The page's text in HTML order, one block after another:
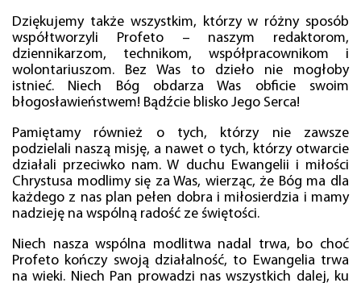
Dziękujemy także wszystkim, którzy w różny sposób
współtworzyli Profeto – naszym redaktorom,
dziennikarzom, technikom, współpracownikom i
wolontariuszom. Bez Was to dzieło nie mogłoby
istnieć. Niech Bóg obdarza Was obficie swoim
błogosławieństwem! Bądźcie blisko Jego Serca!
Pamiętamy również o tych, którzy nie zawsze
podzielali naszą misję, a nawet o tych, którzy otwarcie
działali przeciwko nam. W duchu Ewangelii i miłości
Chrystusa modlimy się za Was, wierząc, że Bóg ma dla
każdego z nas plan pełen dobra i miłosierdzia i mamy
nadzieję na wspólną radość ze świętości.
Niech nasza wspólna modlitwa nadal trwa, bo choć
Profeto kończy swoją działalność, to Ewangelia trwa
na wieki. Niech Pan prowadzi nas wszystkich dalej, ku